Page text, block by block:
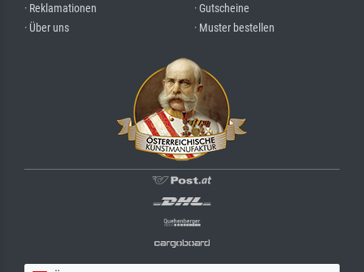
· Reklamationen
· Über uns
· Gutscheine
· Muster bestellen